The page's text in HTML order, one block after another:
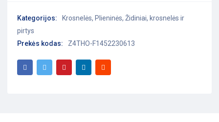
Kategorijos: Krosnelės, Plieninės, Židiniai, krosnelės ir
pirtys
Prekės kodas:
Z4THO-F1452230613